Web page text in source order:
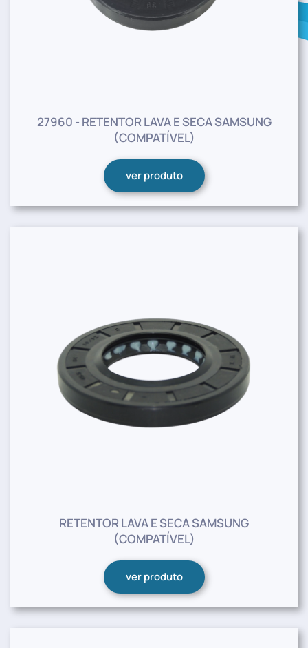
27960 - RETENTOR LAVA E SECA SAMSUNG
(COMPATÍVEL)
ver produto
RETENTOR LAVA E SECA SAMSUNG
(COMPATÍVEL)
ver produto